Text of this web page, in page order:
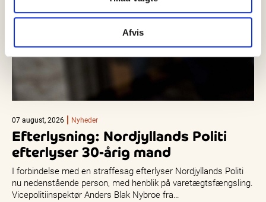
Afvis
07 august, 2026 Nyheder
Efterlysning: Nordjyllands Politi
efterlyser 30-årig mand
I forbindelse med en straffesag efterlyser Nordjyllands Politi
nu nedenstående person, med henblik på varetægtsfængsling.
Vicepolitiinspektør Anders Blak Nybroe fra…